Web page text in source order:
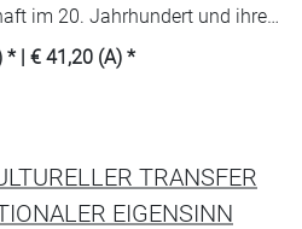
im 20. Jahrhundert und ihre
Grundlagen.
* | € 41,20 (A) *
TRANSFER
EIGENSINN